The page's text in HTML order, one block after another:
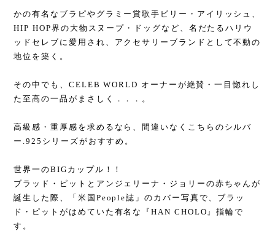
かの有名なブラピやグラミー賞歌手ビリー・アイリッシュ、
HIP HOP界の大物スヌープ・ドッグなど、名だたるハリウ
ッドセレブに愛用され、アクセサリーブランドとして不動の
地位を築く。
その中でも、CELEB WORLD オーナーが絶賛・一目惚れし
た至高の一品がまさしく．．．。
高級感・重厚感を求めるなら、間違いなくこちらのシルバ
ー.925シリーズがおすすめ。
世界一のBIGカップル！！
ブラッド・ピットとアンジェリーナ・ジョリーの赤ちゃんが
誕生した際、「米国People誌」のカバー写真で、ブラッ
ド・ピットがはめていた有名な『HAN CHOLO』指輪で
す。